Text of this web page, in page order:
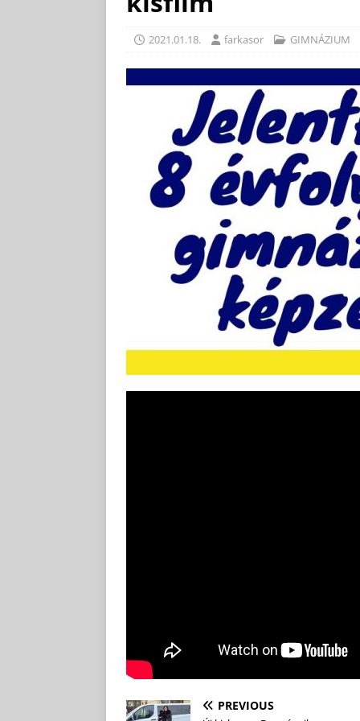
2021.01.18. farkasor GIMNÁZIUM
PREVIOUS